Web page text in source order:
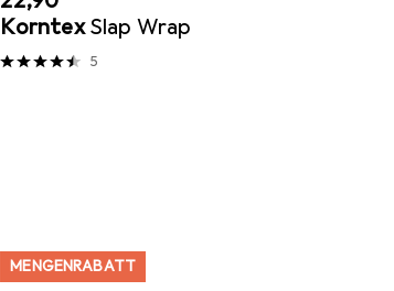
Korntex Slap Wrap
5
MENGENRABATT